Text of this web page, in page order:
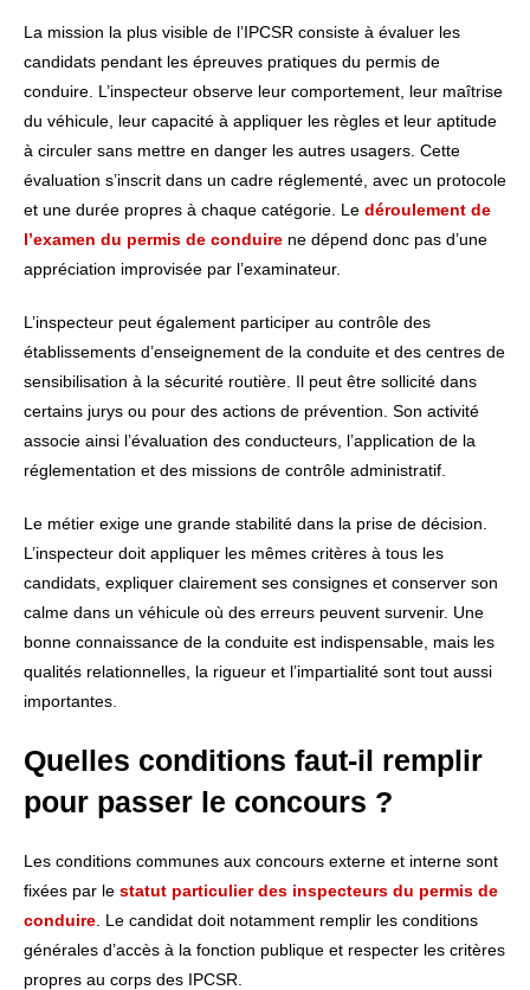
La mission la plus visible de l’IPCSR consiste à évaluer les
candidats pendant les épreuves pratiques du permis de
conduire. L’inspecteur observe leur comportement, leur maîtrise
du véhicule, leur capacité à appliquer les règles et leur aptitude
à circuler sans mettre en danger les autres usagers. Cette
évaluation s’inscrit dans un cadre réglementé, avec un protocole
et une durée propres à chaque catégorie. Le déroulement de
l’examen du permis de conduire ne dépend donc pas d’une
appréciation improvisée par l’examinateur.
L’inspecteur peut également participer au contrôle des
établissements d’enseignement de la conduite et des centres de
sensibilisation à la sécurité routière. Il peut être sollicité dans
certains jurys ou pour des actions de prévention. Son activité
associe ainsi l’évaluation des conducteurs, l’application de la
réglementation et des missions de contrôle administratif.
Le métier exige une grande stabilité dans la prise de décision.
L’inspecteur doit appliquer les mêmes critères à tous les
candidats, expliquer clairement ses consignes et conserver son
calme dans un véhicule où des erreurs peuvent survenir. Une
bonne connaissance de la conduite est indispensable, mais les
qualités relationnelles, la rigueur et l’impartialité sont tout aussi
importantes.
Quelles conditions faut-il remplir
pour passer le concours ?
Les conditions communes aux concours externe et interne sont
fixées par le statut particulier des inspecteurs du permis de
conduire . Le candidat doit notamment remplir les conditions
générales d’accès à la fonction publique et respecter les critères
propres au corps des IPCSR.